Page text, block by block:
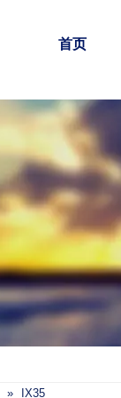
首页
» IX35